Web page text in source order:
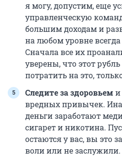
я могу, допустим, еще
управленческую
большим доходам и
на любом уровне
Сначала все их
уверены, что этот
потратить на это,
Следите за здоровьеми
вредных привычек.
деньги заработают
сигарет и никотина.
остаются у вас, вы это
воли или не заслужили.